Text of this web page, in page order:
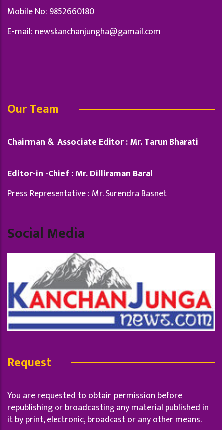
Mobile No: 9852660180
E-mail: newskanchanjungha@gamail.com
Our Team
Chairman & Associate Editor : Mr. Tarun Bharati
Editor-in -Chief : Mr. Dilliraman Baral
Press Representative : Mr. Surendra Basnet
Social Media
Request
You are requested to obtain permission before
republishing or broadcasting any material published in
it by print, electronic, broadcast or any other means.